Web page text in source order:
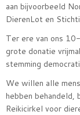
aan bijvoorbeeld
DierenLot en
Ter ere van ons
grote donatie
stemming
We willen alle
hebben
Reikicirkel voor